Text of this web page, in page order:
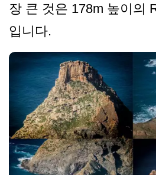
장 큰 것은 178m 높이의
입니다.